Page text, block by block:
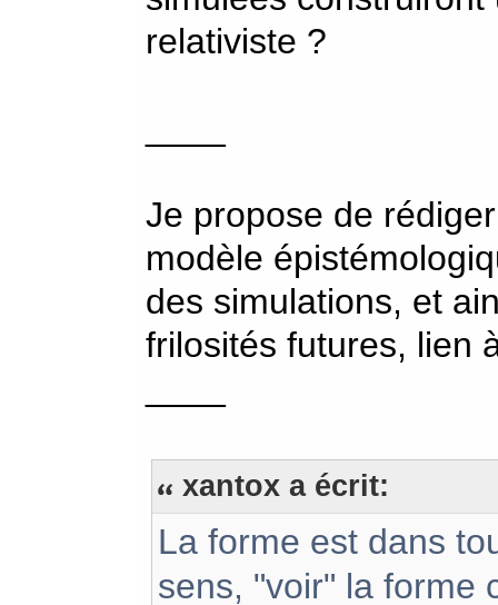
relativiste ?
Je propose de
modèle
des simulations, et
frilosités futures, lien
xantox a écrit:
La forme est dans
sens, "voir" la forme